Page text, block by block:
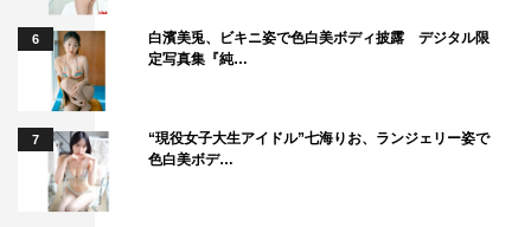
6
白濱美兎、ビキニ姿で色白美ボディ披露 デジタル限
定写真集『純…
7
“現役女子大生アイドル”七海りお、ランジェリー姿で
色白美ボデ…